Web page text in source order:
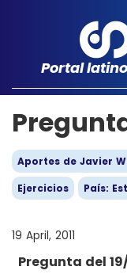
Portal
Aportes de Javier
Ejercicios
País:
19 April, 2011
Pregunta del